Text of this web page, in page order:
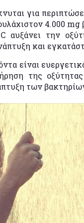
για
4.000
αυξάνει την
και
είναι
της
των